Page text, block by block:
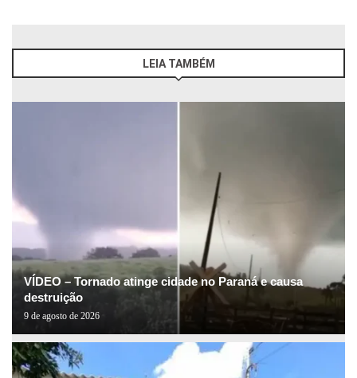
LEIA TAMBÉM
VÍDEO – Tornado atinge cidade no Paraná e causa
destruição
9 de agosto de 2026